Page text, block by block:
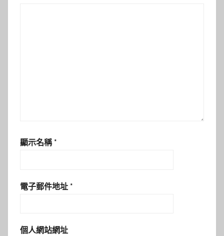
顯示名稱 *
電子郵件地址 *
個人網站網址